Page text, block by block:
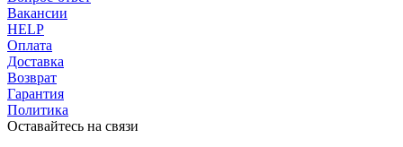
Вакансии
HELP
Оплата
Доставка
Возврат
Гарантия
Политика
Оставайтесь на связи